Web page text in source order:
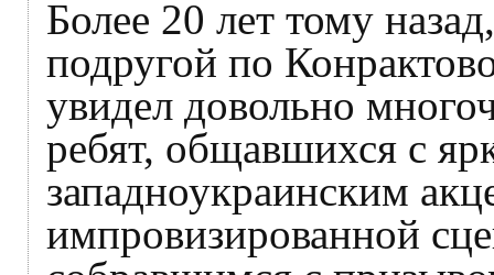
Более 20 лет тому
подругой по
увидел довольно
ребят, общавшихся с
западноукраинским
импровизированной